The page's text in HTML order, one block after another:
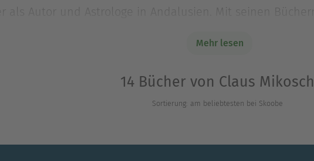
als Autor und Astrologe in Andalusien. Mit seinen
Mehr Infos: www.clausmikosch.com
Mehr lesen
14 Bücher von Claus Mikosch
Sortierung: am beliebtesten bei Skoobe